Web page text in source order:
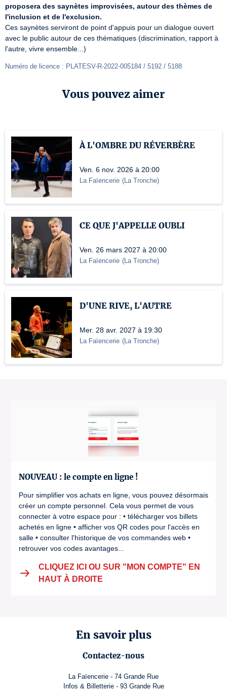
proposera des saynètes improvisées, autour des thèmes de
l'inclusion et de l'exclusion.
Ces saynètes serviront de point d'appuis pour un dialogue ouvert
avec le public autour de ces thématiques (discrimination, rapport à
l'autre, vivre ensemble...)
Numéro de licence : PLATESV-R-2022-005184 / 5192 / 5188
Vous pouvez aimer
À L'OMBRE DU RÉVERBÈRE
Ven. 6 nov. 2026 à 20:00
La Faïencerie (La Tronche)
CE QUE J'APPELLE OUBLI
Ven. 26 mars 2027 à 20:00
La Faïencerie (La Tronche)
D'UNE RIVE, L'AUTRE
Mer. 28 avr. 2027 à 19:30
La Faïencerie (La Tronche)
NOUVEAU : le compte en ligne !
Pour simplifier vos achats en ligne, vous pouvez désormais
créer un compte personnel. Cela vous permet de vous
connecter à votre espace pour : • télécharger vos billets
achetés en ligne • afficher vos QR codes pour l'accès en
salle • consulter l'historique de vos commandes web •
retrouver vos codes avantages...
CLIQUEZ ICI OU SUR "MON COMPTE" EN
HAUT À DROITE
En savoir plus
Contactez-nous
La Faïencerie - 74 Grande Rue
Infos & Billetterie - 93 Grande Rue